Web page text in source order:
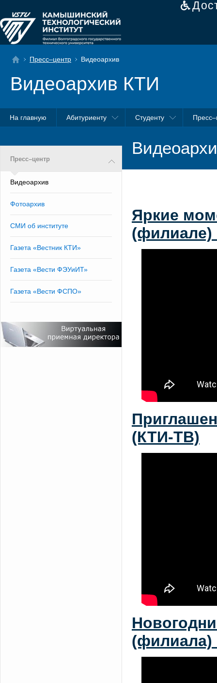
Пресс–центр Видеоархив
Видеоархив КТИ
На главную Абитуриенту Студенту
Пресс–центр
Видеоархив
Фотоархив
СМИ об институте
Газета «Вестник КТИ»
Газета «Вести ФЭУиИТ»
Газета «Вести ФСПО»
Яркие
(филиале)
(КТИ-ТВ)
(филиала)